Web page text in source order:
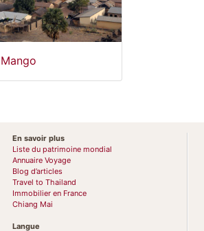
Mango
En savoir plus
Liste du patrimoine mondial
Annuaire Voyage
Blog d’articles
Travel to Thailand
Immobilier en France
Chiang Mai
Langue